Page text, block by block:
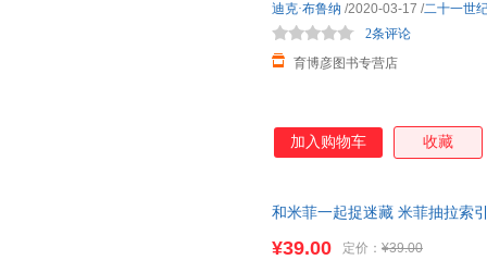
育博彦图书专营店
2条评论
迪克·布鲁纳 /2020-03-17 /二十一世
加入购物车 收藏
和米菲一起捉迷藏 米菲抽拉索
¥39.00 定价： ¥39.00